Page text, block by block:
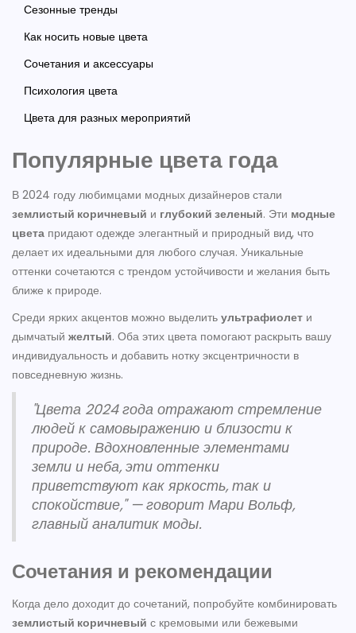
Сезонные тренды
Как носить новые цвета
Сочетания и аксессуары
Психология цвета
Цвета для разных мероприятий
Популярные цвета года
В 2024 году любимцами модных дизайнеров стали
землистый коричневый и глубокий зеленый. Эти модные
цвета придают одежде элегантный и природный вид, что
делает их идеальными для любого случая. Уникальные
оттенки сочетаются с трендом устойчивости и желания быть
ближе к природе.
Среди ярких акцентов можно выделить ультрафиолет и
дымчатый желтый. Оба этих цвета помогают раскрыть вашу
индивидуальность и добавить нотку эксцентричности в
повседневную жизнь.
"Цвета 2024 года отражают стремление
людей к самовыражению и близости к
природе. Вдохновленные элементами
земли и неба, эти оттенки
приветствуют как яркость, так и
спокойствие," — говорит Мари Вольф,
главный аналитик моды.
Сочетания и рекомендации
Когда дело доходит до сочетаний, попробуйте комбинировать
землистый коричневый с кремовыми или бежевыми